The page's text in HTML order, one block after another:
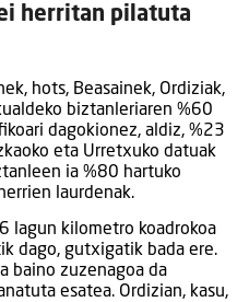
herritan pilatuta
hots, Beasainek, Ordiziak,
biztanleriaren %60
dagokionez, aldiz, %23
eta Urretxuko datuak
ia %80 hartuko
laurdenak.
lagun kilometro koadrokoa
dago, gutxigatik bada ere.
baino zuzenagoa da
esatea. Ordizian, kasu,